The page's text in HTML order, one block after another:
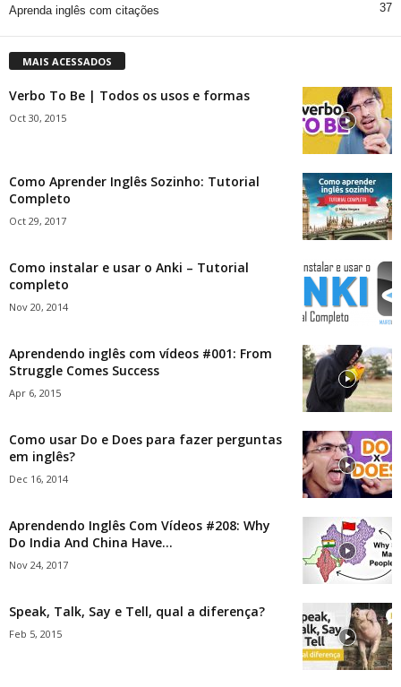
Aprenda inglês com citações 37
MAIS ACESSADOS
Verbo To Be | Todos os usos e formas
Oct 30, 2015
Como Aprender Inglês Sozinho: Tutorial
Completo
Oct 29, 2017
Como instalar e usar o Anki – Tutorial
completo
Nov 20, 2014
Aprendendo inglês com vídeos #001: From
Struggle Comes Success
Apr 6, 2015
Como usar Do e Does para fazer perguntas
em inglês?
Dec 16, 2014
Aprendendo Inglês Com Vídeos #208: Why
Do India And China Have...
Nov 24, 2017
Speak, Talk, Say e Tell, qual a diferença?
Feb 5, 2015